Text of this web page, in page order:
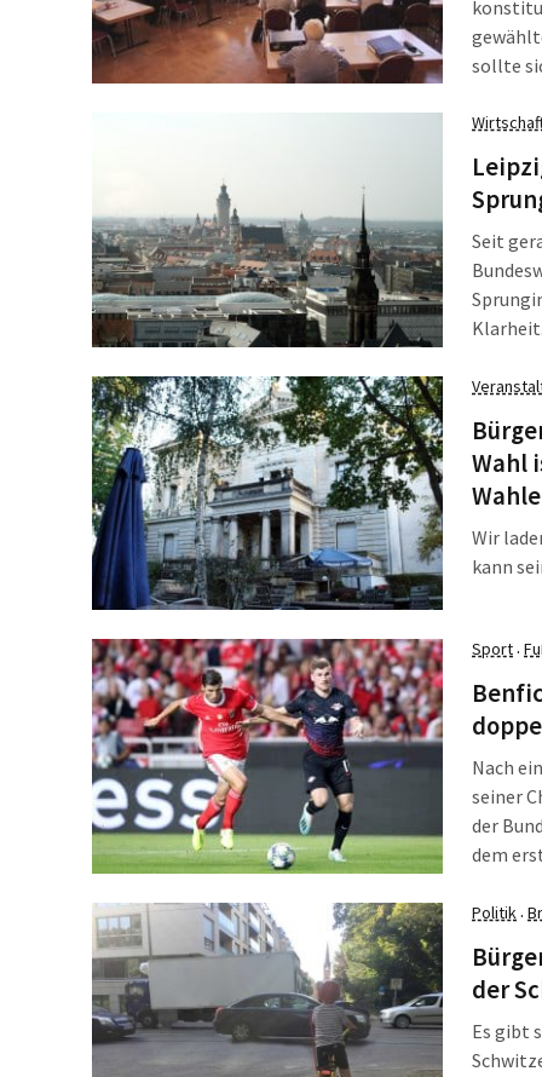
sollte
Seit
Euro
Wahl
Wir
kann
Sport·
Nach
seiner
der
dem
Politik·
der
Es gibt